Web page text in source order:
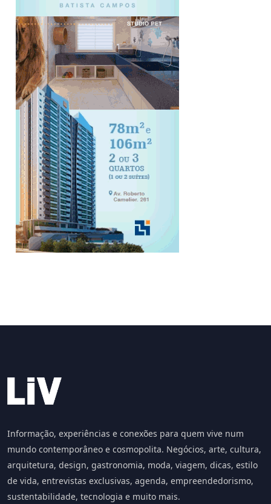
Informação, experiências e conexões para quem vive num
mundo contemporâneo e cosmopolita. Negócios, arte, cultura,
arquitetura, design, gastronomia, moda, viagem, dicas, estilo
de vida, entrevistas exclusivas, agenda, empreendedorismo,
sustentabilidade, tecnologia e muito mais.